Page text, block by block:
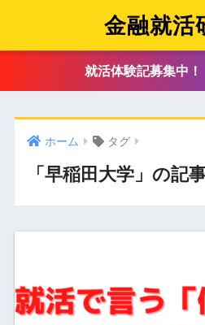
金融就活
就活体験記募集中！
ホーム タグ
「早稲田大学」の記